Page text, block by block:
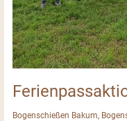
Bogenschießen Bakum,